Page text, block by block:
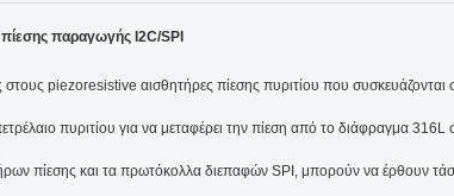
παραγωγής I2C/SPI
στους piezoresistive αισθητήρες πίεσης πυριτίου που
πυριτίου για να μεταφέρει την πίεση από το διάφραγμα
πίεσης και τα πρωτόκολλα διεπαφών SPI, μπορούν να έρθουν